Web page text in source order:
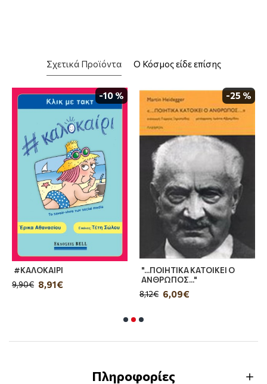
Σχετικά Προϊόντα Ο Κόσμος είδε επίσης
-10 %
#ΚΑΛΟΚΑΙΡΙ
8,91€
9,90€
-25 %
"...ΠΟΙΗΤΙΚΑ ΚΑΤΟΙΚΕΙ Ο
ΑΝΘΡΩΠΟΣ..."
6,09€
8,12€
Πληροφορίες